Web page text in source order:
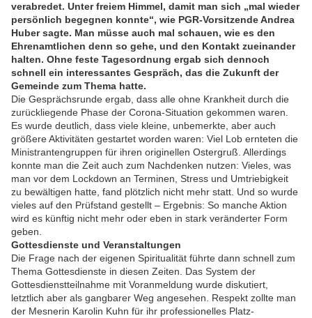
verabredet. Unter freiem Himmel, damit man sich „mal wieder
persönlich begegnen konnte“, wie PGR-Vorsitzende Andrea
Huber sagte. Man müsse auch mal schauen, wie es den
Ehrenamtlichen denn so gehe, und den Kontakt zueinander
halten. Ohne feste Tagesordnung ergab sich dennoch
schnell ein interessantes Gespräch, das die Zukunft der
Gemeinde zum Thema hatte.
Die Gesprächsrunde ergab, dass alle ohne Krankheit durch die
zurückliegende Phase der Corona-Situation gekommen waren.
Es wurde deutlich, dass viele kleine, unbemerkte, aber auch
größere Aktivitäten gestartet worden waren: Viel Lob ernteten die
Ministrantengruppen für ihren originellen Ostergruß. Allerdings
konnte man die Zeit auch zum Nachdenken nutzen: Vieles, was
man vor dem Lockdown an Terminen, Stress und Umtriebigkeit
zu bewältigen hatte, fand plötzlich nicht mehr statt. Und so wurde
vieles auf den Prüfstand gestellt – Ergebnis: So manche Aktion
wird es künftig nicht mehr oder eben in stark veränderter Form
geben.
Gottesdienste und Veranstaltungen
Die Frage nach der eigenen Spiritualität führte dann schnell zum
Thema Gottesdienste in diesen Zeiten. Das System der
Gottesdienstteilnahme mit Voranmeldung wurde diskutiert,
letztlich aber als gangbarer Weg angesehen. Respekt zollte man
der Mesnerin Karolin Kuhn für ihr professionelles Platz-